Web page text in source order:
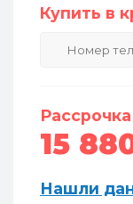
Купить в
15
Нашли